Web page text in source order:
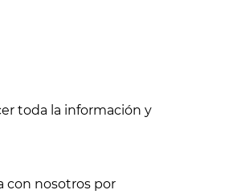
toda la información y
con nosotros por